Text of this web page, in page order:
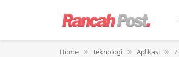
Home » Teknologi » Aplikasi »